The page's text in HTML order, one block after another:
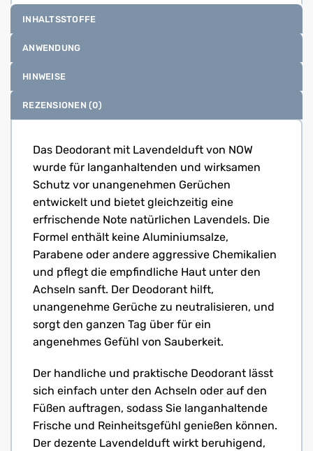
INHALTSSTOFFE
ANWENDUNG
HINWEISE
REZENSIONEN (0)
Das Deodorant mit Lavendelduft von NOW
wurde für langanhaltenden und wirksamen
Schutz vor unangenehmen Gerüchen
entwickelt und bietet gleichzeitig eine
erfrischende Note natürlichen Lavendels. Die
Formel enthält keine Aluminiumsalze,
Parabene oder andere aggressive Chemikalien
und pflegt die empfindliche Haut unter den
Achseln sanft. Der Deodorant hilft,
unangenehme Gerüche zu neutralisieren, und
sorgt den ganzen Tag über für ein
angenehmes Gefühl von Sauberkeit.
Der handliche und praktische Deodorant lässt
sich einfach unter den Achseln oder auf den
Füßen auftragen, sodass Sie langanhaltende
Frische und Reinheitsgefühl genießen können.
Der dezente Lavendelduft wirkt beruhigend,